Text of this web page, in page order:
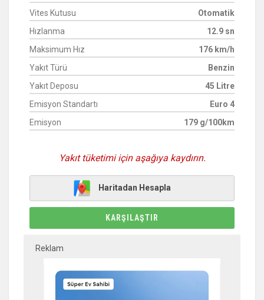
Otomatik
Vites Kutusu
12.9 sn
Hızlanma
176 km/h
Maksimum Hız
Benzin
Yakıt Türü
45 Litre
Yakıt Deposu
Euro 4
Emisyon Standartı
179 g/100km
Emisyon
Yakıt tüketimi için aşağıya kaydırın.
Haritadan Hesapla
KARŞILAŞTIR
Reklam